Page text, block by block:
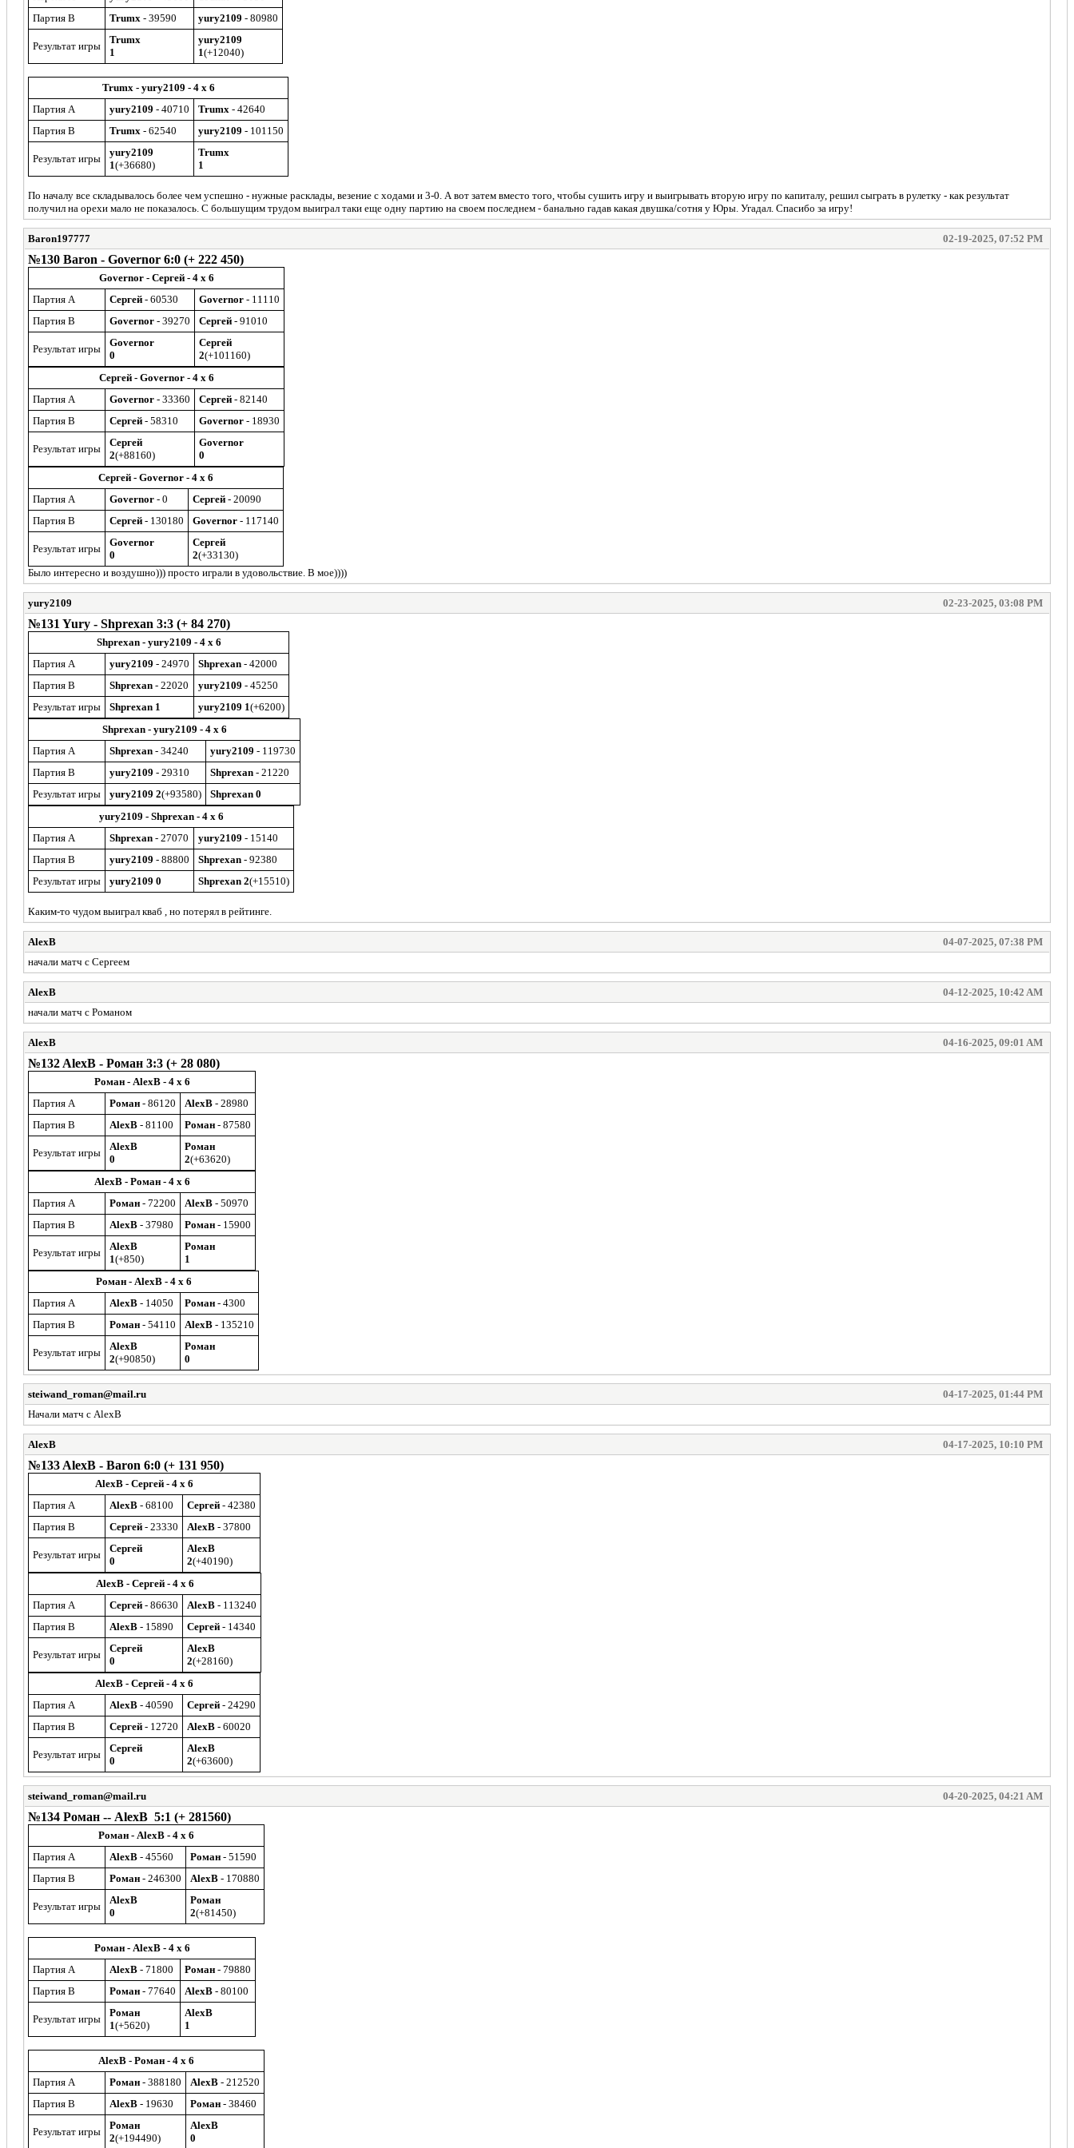
Партия B
Trumx - 39590 yury2109 - 80980
Результат игры
Trumx
1
yury2109
1(+12040)
Trumx - yury2109 - 4 x 6
Партия A
yury2109 - 40710 Trumx - 42640
Партия B
Trumx - 62540 yury2109 - 101150
Результат игры
yury2109
1(+36680)
Trumx
1
По началу все складывалось более чем успешно - нужные расклады, везение с ходами и 3-0. А вот затем вместо того, чтобы сушить игру и выигрывать вторую игру по капиталу, решил сыграть в рулетку - как результат
получил на орехи мало не показалось. С большущим трудом выиграл таки еще одну партию на своем последнем - банально гадав какая двушка/сотня у Юры. Угадал. Спасибо за игру!
Baron197777 02-19-2025, 07:52 PM
№130 Baron - Governor 6:0 (+ 222 450)
Governor - Сергей - 4 x 6
Партия A
Сергей - 60530 Governor - 11110
Партия B
Governor - 39270 Сергей - 91010
Результат игры
Governor
0
Сергей
2(+101160)
Сергей - Governor - 4 x 6
Партия A
Governor - 33360 Сергей - 82140
Партия B
Сергей - 58310 Governor - 18930
Результат игры
Сергей
2(+88160)
Governor
0
Сергей - Governor - 4 x 6
Партия A
Governor - 0 Сергей - 20090
Партия B
Сергей - 130180 Governor - 117140
Результат игры
Governor
0
Сергей
2(+33130)
Было интересно и воздушно))) просто играли в удовольствие. В мое))))
yury2109 02-23-2025, 03:08 PM
№131 Yury - Shprexan 3:3 (+ 84 270)
Shprexan - yury2109 - 4 x 6
Партия A
yury2109 - 24970 Shprexan - 42000
Партия B
Shprexan - 22020 yury2109 - 45250
Результат игры
Shprexan 1 yury2109 1(+6200)
Shprexan - yury2109 - 4 x 6
Партия A
Shprexan - 34240 yury2109 - 119730
Партия B
yury2109 - 29310 Shprexan - 21220
Результат игры
yury2109 2(+93580)
Shprexan 0
yury2109 - Shprexan - 4 x 6
Партия A
Shprexan - 27070 yury2109 - 15140
Партия B
yury2109 - 88800 Shprexan - 92380
Результат игры
yury2109 0 Shprexan 2(+15510)
Каким-то чудом выиграл кваб , но потерял в рейтинге.
AlexB
04-07-2025, 07:38 PM
начали матч с Сергеем
AlexB
04-12-2025, 10:42 AM
начали матч с Романом
AlexB 04-16-2025, 09:01 AM
№132 AlexB - Роман 3:3 (+ 28 080)
Роман - AlexB - 4 x 6
Партия A
Роман - 86120 AlexB - 28980
Партия B
AlexB - 81100 Роман - 87580
Результат игры
AlexB
0
Роман
2(+63620)
AlexB - Роман - 4 x 6
Партия A
Роман - 72200 AlexB - 50970
Партия B
AlexB - 37980 Роман - 15900
Результат игры
AlexB
1(+850)
Роман
1
Роман - AlexB - 4 x 6
Партия A
AlexB - 14050 Роман - 4300
Партия B
Роман - 54110 AlexB - 135210
Результат игры
AlexB
2(+90850)
Роман
0
steiwand_roman@mail.ru
04-17-2025, 01:44 PM
Начали матч с AlexB
AlexB 04-17-2025, 10:10 PM
№133 AlexB - Baron 6:0 (+ 131 950)
AlexB - Сергей - 4 x 6
Партия A
AlexB - 68100 Сергей - 42380
Партия B
Сергей - 23330 AlexB - 37800
Результат игры
Сергей
0
AlexB
2(+40190)
AlexB - Сергей - 4 x 6
Партия A
Сергей - 86630 AlexB - 113240
Партия B
AlexB - 15890 Сергей - 14340
Результат игры
Сергей
0
AlexB
2(+28160)
AlexB - Сергей - 4 x 6
Партия A
AlexB - 40590 Сергей - 24290
Партия B
Сергей - 12720 AlexB - 60020
Результат игры
Сергей
0
AlexB
2(+63600)
steiwand_roman@mail.ru 04-20-2025, 04:21 AM
№134 Роман -- AlexB 5:1 (+ 281560)
Роман - AlexB - 4 x 6
Партия A
AlexB - 45560 Роман - 51590
Партия B
Роман - 246300 AlexB - 170880
Результат игры
AlexB
0
Роман
2(+81450)
Роман - AlexB - 4 x 6
Партия A
AlexB - 71800 Роман - 79880
Партия B
Роман - 77640 AlexB - 80100
Результат игры
Роман
1(+5620)
AlexB
1
AlexB - Роман - 4 x 6
Партия A
Роман - 388180 AlexB - 212520
Партия B
AlexB - 19630 Роман - 38460
Результат игры
Роман
2(+194490)
AlexB
0